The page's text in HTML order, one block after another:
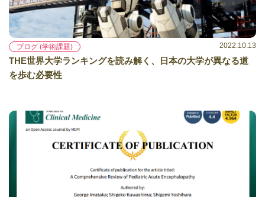
ブログ (学術課題) 2022.10.13
THE世界大学ランキングを読み解く、日本の大学が異なる道
を歩む必要性